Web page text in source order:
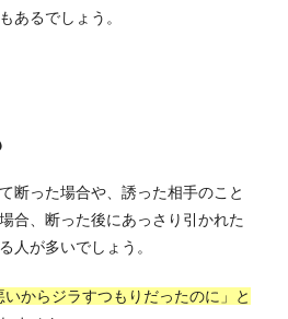
あるでしょう。
断った場合や、誘った相手のこと
合、断った後にあっさり引かれた
人が多いでしょう。
いからジラすつもりだったのに」と